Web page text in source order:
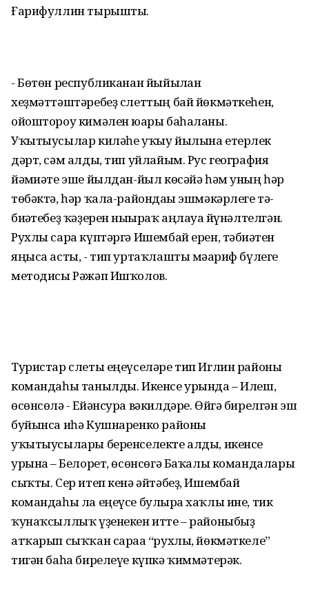
Ғарифуллин тырышты.
- Бөтөн республиканан йыйылған
хеҙмәттәштәребеҙ слеттың бай йөкмәткеһен,
ойоштороу кимәлен юғары баһаланы.
Уҡытыусылар киләһе уҡыу йылына етерлек
дәрт, сәм алды, тип уйлайым. Рус география
йәмғиәте эше йылдан-йыл көсәйә һәм уның һәр
төбәктә, һәр ҡала-райондағы эшмәкәрлеге тә-
биғәтебеҙ ҡәҙерен нығыраҡ аңлауға йүнәлтелгән.
Рухлы сара күптәргә Ишембай ерен, тәбиғәтен
яңыса асты, - тип уртаҡлашты мәғариф бүлеге
методисы Рәжәп Ишҡолов.
Туристар слеты еңеүселәре тип Иглин районы
командаһы танылды. Икенсе урында – Илеш,
өсөнсөлә - Ейәнсура вәкилдәре. Өйгә бирелгән эш
буйынса иһә Кушнаренко районы
уҡытыусылары беренселекте алды, икенсе
урынға – Белорет, өсөнсөгә Баҡалы командалары
сыҡты. Сер итеп кенә әйтәбеҙ, Ишембай
командаһы ла еңеүсе булырға хаҡлы ине, тик
ҡунаҡсыллыҡ үҙенекен итте – районыбыҙ
атҡарып сыҡҡан сараға “рухлы, йөкмәткеле”
тигән баһа бирелеүе күпкә ҡиммәтерәк.